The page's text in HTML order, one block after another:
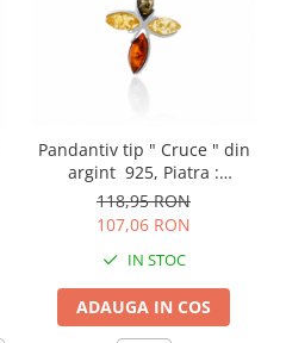
Pandantiv tip " Cruce " din
argint 925, Piatra :
chihlimbar natural ,
Culoare : multicolor ,Sonis
Silver
118,95 RON
107,06 RON
IN STOC
ADAUGA IN COS